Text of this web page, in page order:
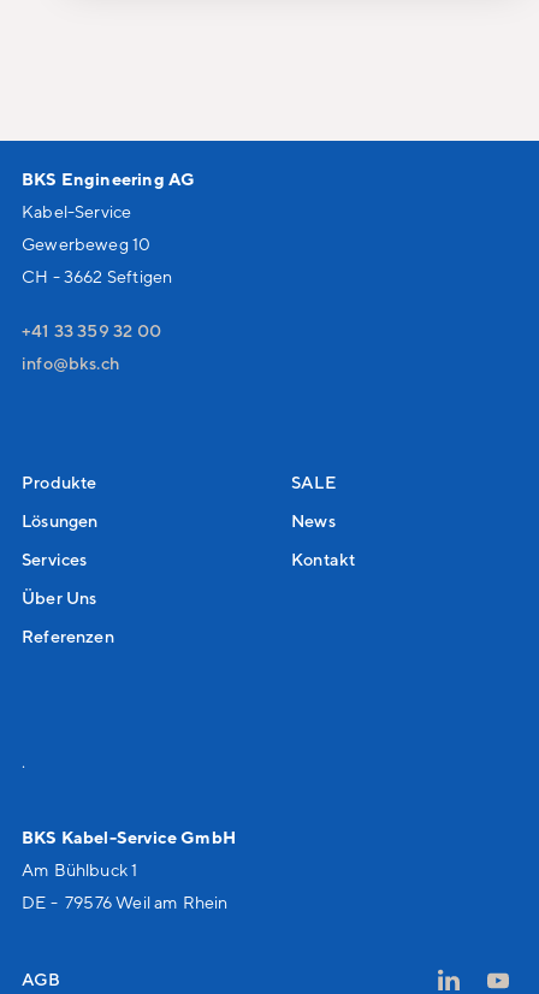
BKS Engineering AG
Kabel-Service
Gewerbeweg 10
CH - 3662 Seftigen
+41 33 359 32 00
nf
bks ch
Produkte
Lösungen
Services
Über Uns
Referenzen
SALE
News
Kontakt
.
BKS Kabel-Service GmbH
Am Bühlbuck 1
DE - 79576 Weil am Rhein
AGB